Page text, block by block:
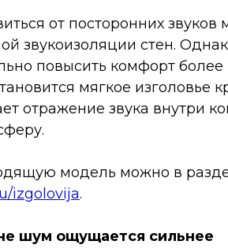
от посторонних
звукоизоляции стен.
повысить комфорт
мягкое изголовье
отражение звука внутри
модель можно в
izgolovija.
шум ощущается сильнее